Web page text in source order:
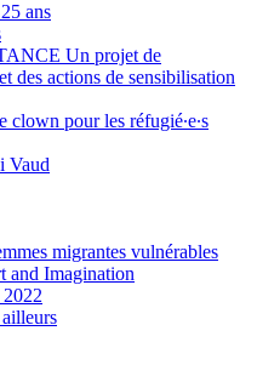
ans
Un projet de
des actions de sensibilisation
clown pour les réfugié∙e∙s
Vaud
migrantes vulnérables
and Imagination